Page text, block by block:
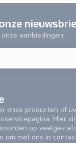
onze producten of
Hier
op
om met ons in
aanbiedingen